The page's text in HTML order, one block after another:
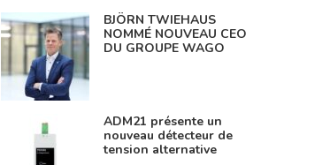
BJÖRN TWIEHAUS
NOMMÉ NOUVEAU CEO
DU GROUPE WAGO
ADM21 présente un
nouveau détecteur de
tension alternative